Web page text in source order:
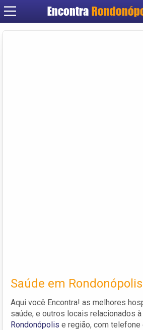
Encontra
Cadastrar
Saúde em Rondonópolis
Aqui você Encontra! as melhores
saúde, e outros locais relacionados à
Rondonópolis e região, com telefone